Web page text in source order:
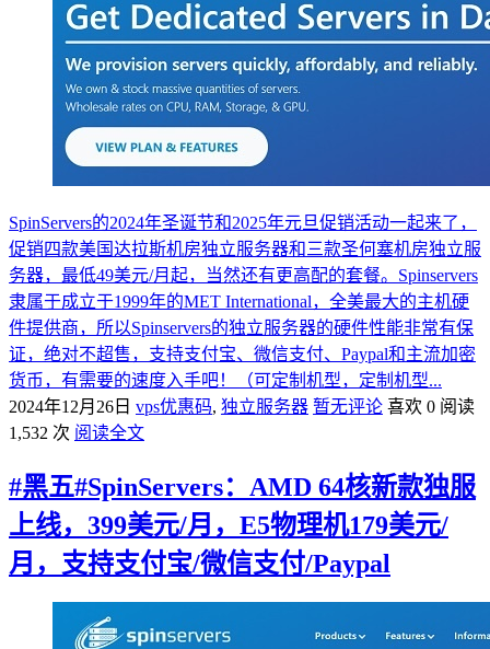
SpinServers的2024年圣诞节和2025年元旦促销活动一起来了，
促销四款美国达拉斯机房独立服务器和三款圣何塞机房独立服
务器，最低49美元/月起，当然还有更高配的套餐。Spinservers
隶属于成立于1999年的MET International，全美最大的主机硬
件提供商，所以Spinservers的独立服务器的硬件性能非常有保
证，绝对不超售，支持支付宝、微信支付、Paypal和主流加密
货币，有需要的速度入手吧！（可定制机型，定制机型...
2024年12月26日 vps优惠码, 独立服务器 暂无评论 喜欢 0 阅读
1,532 次 阅读全文
#黑五#SpinServers：AMD 64核新款独服
上线，399美元/月，E5物理机179美元/
月，支持支付宝/微信支付/Paypal